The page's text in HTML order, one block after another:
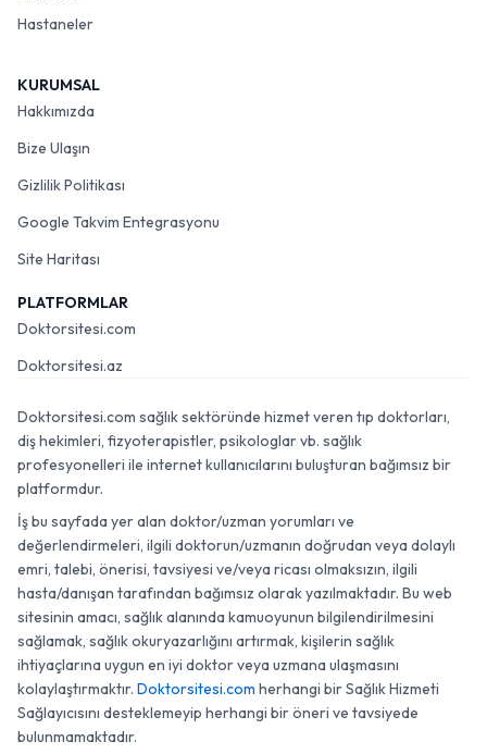
Hastaneler
KURUMSAL
Hakkımızda
Bize Ulaşın
Gizlilik Politikası
Google Takvim Entegrasyonu
Site Haritası
PLATFORMLAR
Doktorsitesi.com
Doktorsitesi.az
Doktorsitesi.com sağlık sektöründe hizmet veren tıp doktorları,
diş hekimleri, fizyoterapistler, psikologlar vb. sağlık
profesyonelleri ile internet kullanıcılarını buluşturan bağımsız bir
platformdur.
İş bu sayfada yer alan doktor/uzman yorumları ve
değerlendirmeleri, ilgili doktorun/uzmanın doğrudan veya dolaylı
emri, talebi, önerisi, tavsiyesi ve/veya ricası olmaksızın, ilgili
hasta/danışan tarafından bağımsız olarak yazılmaktadır. Bu web
sitesinin amacı, sağlık alanında kamuoyunun bilgilendirilmesini
sağlamak, sağlık okuryazarlığını artırmak, kişilerin sağlık
ihtiyaçlarına uygun en iyi doktor veya uzmana ulaşmasını
kolaylaştırmaktır. Doktorsitesi.com herhangi bir Sağlık Hizmeti
Sağlayıcısını desteklemeyip herhangi bir öneri ve tavsiyede
bulunmamaktadır.